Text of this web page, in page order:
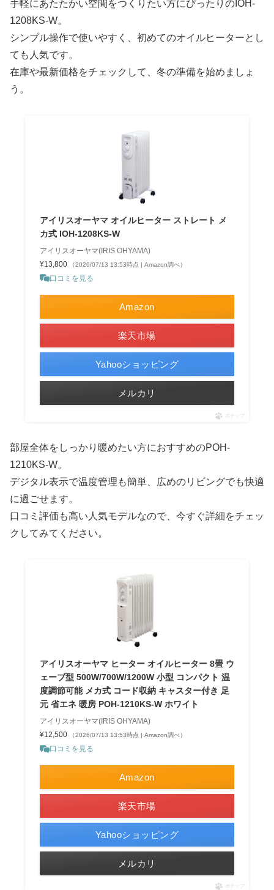
手軽にあたたかい空間をつくりたい方にぴったりのIOH-
1208KS-W。
シンプル操作で使いやすく、初めてのオイルヒーターとし
ても人気です。
在庫や最新価格をチェックして、冬の準備を始めましょ
う。
アイリスオーヤマ オイルヒーター ストレート メ
カ式 IOH-1208KS-W
アイリスオーヤマ(IRIS OHYAMA)
¥13,800
（2026/07/13 13:53時点 | Amazon調べ）
口コミを見る
Amazon
楽天市場
Yahooショッピング
メルカリ
ポチップ
部屋全体をしっかり暖めたい方におすすめのPOH-
1210KS-W。
デジタル表示で温度管理も簡単、広めのリビングでも快適
に過ごせます。
口コミ評価も高い人気モデルなので、今すぐ詳細をチェッ
クしてみてください。
アイリスオーヤマ ヒーター オイルヒーター 8畳 ウ
ェーブ型 500W/700W/1200W 小型 コンパクト 温
度調節可能 メカ式 コード収納 キャスター付き 足
元 省エネ 暖房 POH-1210KS-W ホワイト
アイリスオーヤマ(IRIS OHYAMA)
¥12,500
（2026/07/13 13:53時点 | Amazon調べ）
口コミを見る
Amazon
楽天市場
Yahooショッピング
メルカリ
ポチップ